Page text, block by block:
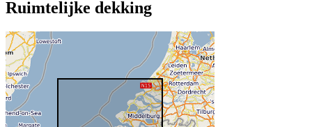
Ruimtelijke dekking